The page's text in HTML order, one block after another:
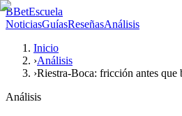
BBetEscuela
NoticiasGuíasReseñasAnálisis
Inicio
›Análisis
›Riestra-Boca: fricción antes
Análisis